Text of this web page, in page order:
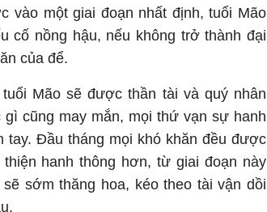
vào một giai đoạn nhất định, tuổi Mão
cố nồng hậu, nếu không trở thành đại
của để.
Mão sẽ được thần tài và quý nhân
cũng may mắn, mọi thứ vạn sự hanh
tay. Đầu tháng mọi khó khăn đều được
hanh thông hơn, từ giai đoạn này
sớm thăng hoa, kéo theo tài vận dồi